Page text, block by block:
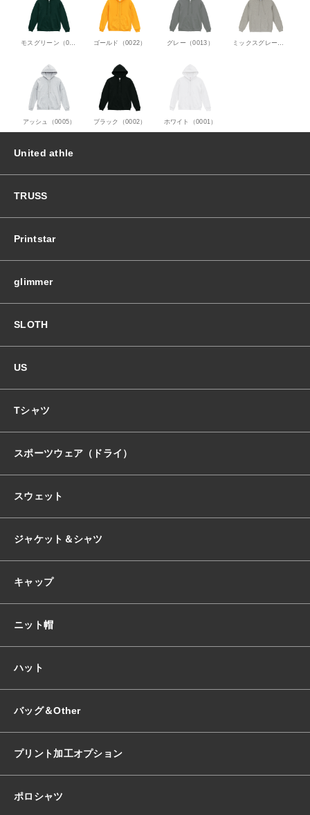
ゴールド（0022） グレー（0013）
アッシュ（0005） ブラック（0002） ホワイト（0001）
United athle
TRUSS
Printstar
glimmer
SLOTH
US
Tシャツ
スポーツウェア（ドライ）
スウェット
ジャケット＆シャツ
キャップ
ニット帽
ハット
バッグ＆Other
プリント加工オプション
ポロシャツ